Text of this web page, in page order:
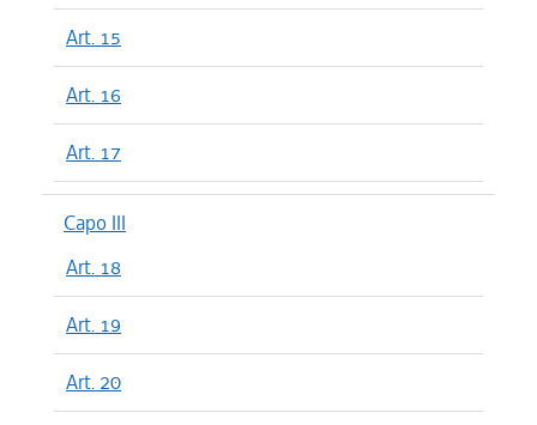
Art. 15
Art. 16
Art. 17
Capo III
Art. 18
Art. 19
Art. 20